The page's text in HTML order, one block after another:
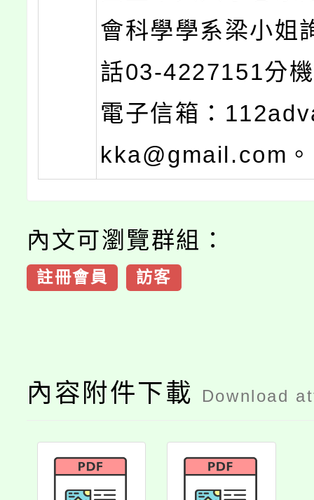
會科學學系梁小姐
話03-4227151分
電子信箱：
kka@gmail.com。
內文可瀏覽群組：
註冊會員 訪客
內容附件下載 Download